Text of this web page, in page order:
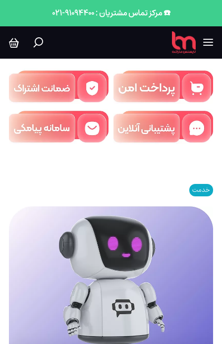
☎️ مرکز تماس مشتریان : 91094400-021
خدمت